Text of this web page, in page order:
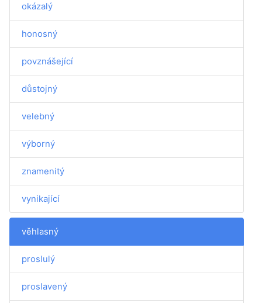
okázalý
honosný
povznášející
důstojný
velebný
výborný
znamenitý
vynikající
věhlasný
proslulý
proslavený